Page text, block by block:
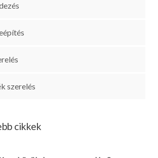
szerelés
cikkek